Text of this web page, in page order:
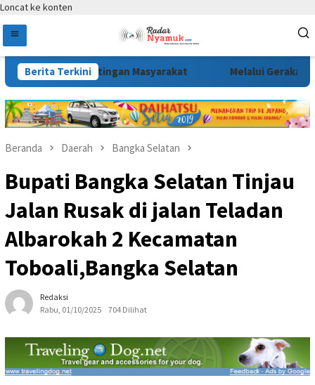
Loncat ke konten
Berita Terkini
Kepentingan Masyarakat Melalui Gerakan Bendera
Beranda Daerah Bangka Selatan
Bupati Bangka Selatan Tinjau
Jalan Rusak di jalan Teladan
Albarokah 2 Kecamatan
Toboali,Bangka Selatan
Redaksi
Rabu, 01/10/2025
704 Dilihat